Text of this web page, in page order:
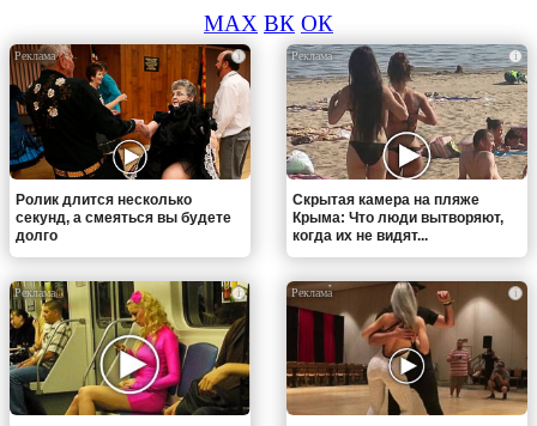
MAX ВК ОК
i
Ролик длится несколько
секунд, а смеяться вы будете
долго
i
Скрытая камера на пляже
Крыма: Что люди вытворяют,
когда их не видят...
i i